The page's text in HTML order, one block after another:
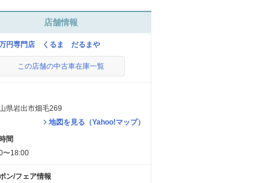
店舗情報
円専門店 くるま だるまや
この店舗の中古車在庫一覧
県岩出市畑毛269
地図を見る（Yahoo!マップ）
間
〜18:00
ン/フェア情報